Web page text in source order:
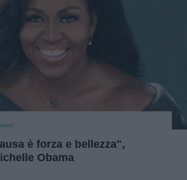
è forza e bellezza",
Obama